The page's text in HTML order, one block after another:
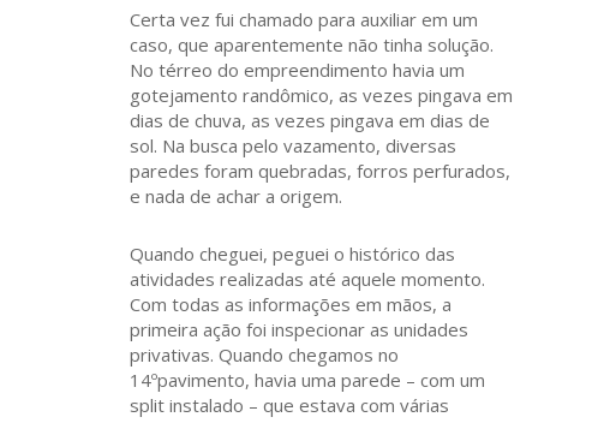
Certa vez fui chamado para auxiliar em um
caso, que aparentemente não tinha solução.
No térreo do empreendimento havia um
gotejamento randômico, as vezes pingava em
dias de chuva, as vezes pingava em dias de
sol. Na busca pelo vazamento, diversas
paredes foram quebradas, forros perfurados,
e nada de achar a origem.
Quando cheguei, peguei o histórico das
atividades realizadas até aquele momento.
Com todas as informações em mãos, a
primeira ação foi inspecionar as unidades
privativas. Quando chegamos no
14ºpavimento, havia uma parede – com um
split instalado – que estava com várias